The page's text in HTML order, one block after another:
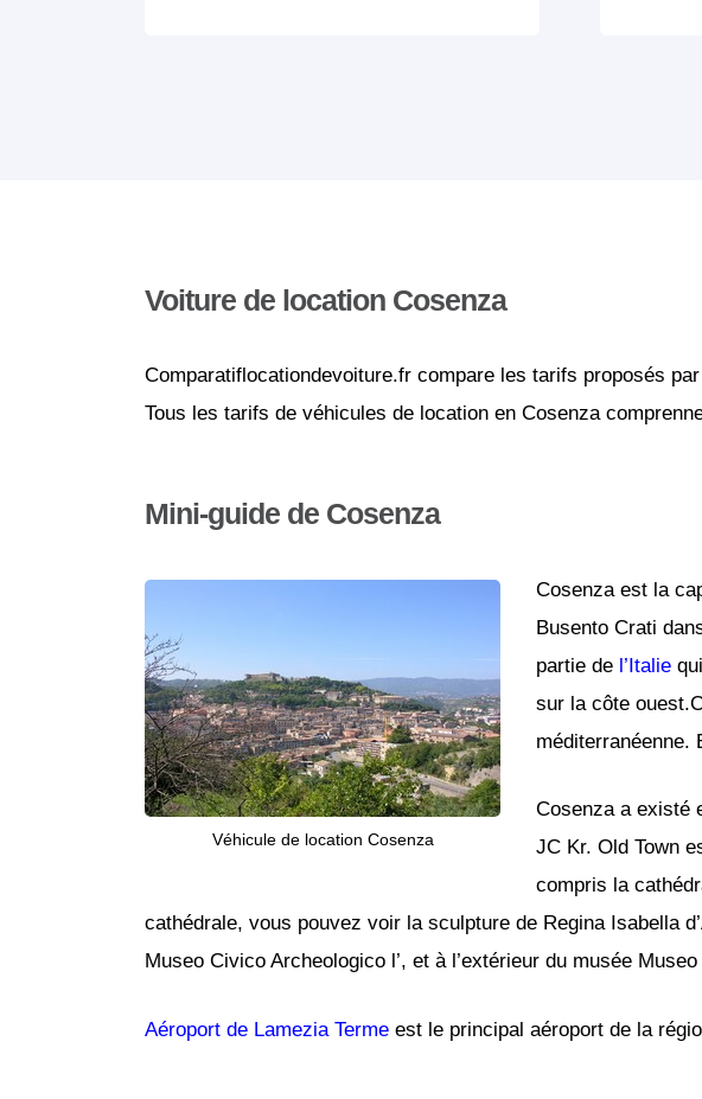
Voiture de location Cosenza
Comparatiflocationdevoiture.fr compare les tarifs proposés
Tous les tarifs de véhicules de location en Cosenza
Mini-guide de Cosenza
Véhicule de location Cosenza
Cosenza est la
Busento Crati
partie de l’Italie
sur la côte
méditerranéenne.
Cosenza a existé
JC Kr. Old Town
compris la
cathédrale, vous pouvez voir la sculpture de Regina Isabella
Museo Civico Archeologico l’, et à l’extérieur du musée
Aéroport de Lamezia Terme est le principal aéroport de la